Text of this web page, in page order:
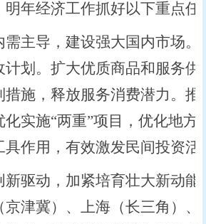
年经济工作抓好以下重点任
导，建设强大国内市场。
划。扩大优质商品和服务
措施，释放服务消费潜力。
化实施“两重”项目，优化地
具作用，有效激发民间投资
动，加紧培育壮大新动能
京津冀）、上海（长三角）